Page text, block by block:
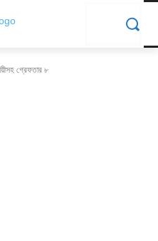
গ্রেফতার ৮